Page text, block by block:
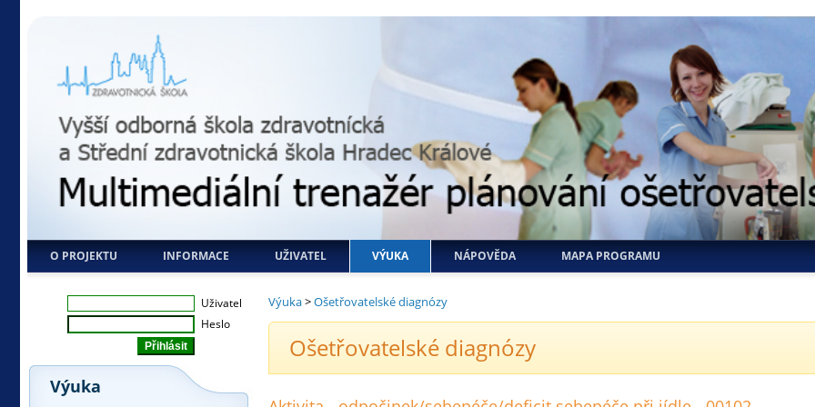
O PROJEKTU INFORMACE UŽIVATEL VÝUKA NÁPOVĚDA MAPA PROGRAMU
Uživatel
Heslo
Výuka
Výuka>Ošetřovatelské diagnózy
Ošetřovatelské diagnózy